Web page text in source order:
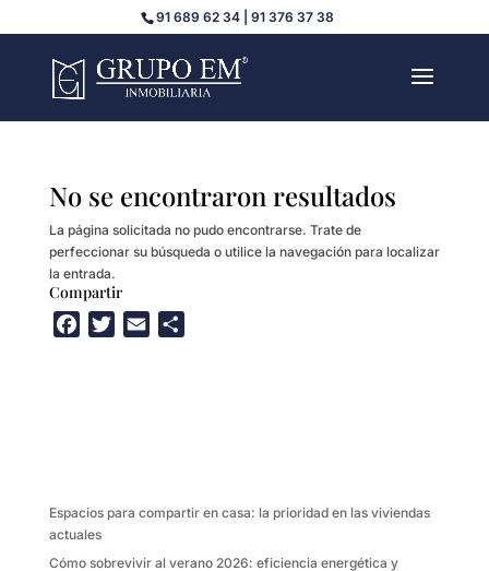
91 689 62 34 | 91 376 37 38
No se encontraron resultados
La página solicitada no pudo encontrarse. Trate de
perfeccionar su búsqueda o utilice la navegación para localizar
la entrada.
Compartir
k
i
Espacios para compartir en casa: la prioridad en las viviendas
actuales
Cómo sobrevivir al verano 2026: eficiencia energética y